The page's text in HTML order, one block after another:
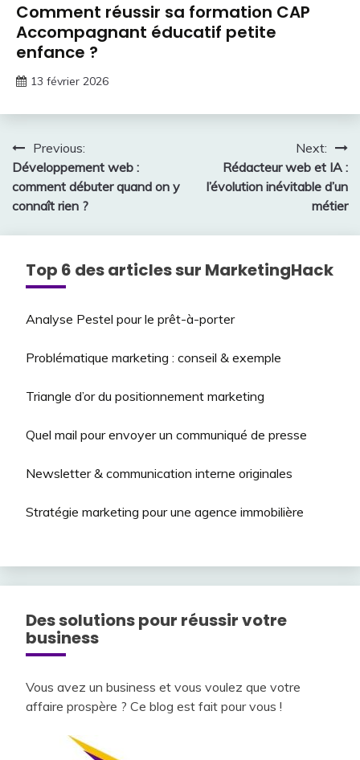
Comment réussir sa formation CAP
Accompagnant éducatif petite
enfance ?
13 février 2026
Navigation
de
l’article
Previous:
Développement web :
comment débuter quand on y
connaît rien ?
Next:
Rédacteur web et IA :
l’évolution inévitable d’un
métier
Top 6 des articles sur MarketingHack
Analyse Pestel pour le prêt-à-porter
Problématique marketing : conseil & exemple
Triangle d’or du positionnement marketing
Quel mail pour envoyer un communiqué de presse
Newsletter & communication interne originales
Stratégie marketing pour une agence immobilière
Des solutions pour réussir votre
business
Vous avez un business et vous voulez que votre
affaire prospère ? Ce blog est fait pour vous !